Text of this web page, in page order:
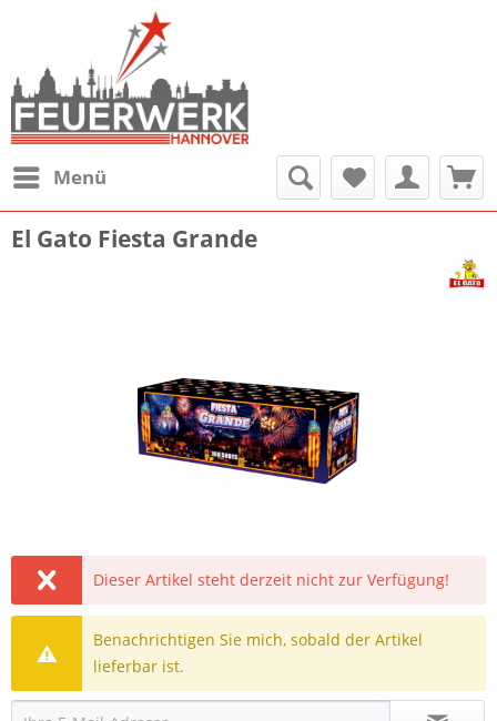
Menü
El Gato Fiesta Grande
Dieser Artikel steht derzeit nicht zur Verfügung!
Benachrichtigen Sie mich, sobald der Artikel
lieferbar ist.